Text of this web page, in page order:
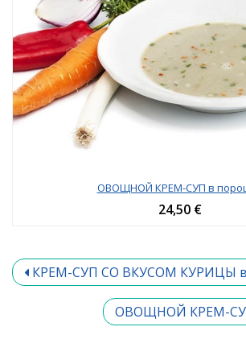
ОВОЩНОЙ КРЕМ-СУП в
24,50 €
КРЕМ-СУП СО ВКУСОМ КУРИЦЫ
ОВОЩНОЙ КРЕМ-